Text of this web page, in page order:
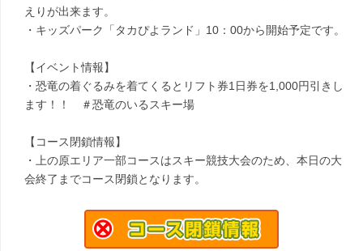
えりが出来ます。
・キッズパーク「タカぴよランド」10：00から開始予定です。
【イベント情報】
・恐竜の着ぐるみを着てくるとリフト券1日券を1,000円引きし
ます！！ ＃恐竜のいるスキー場
【コース閉鎖情報】
・上の原エリア一部コースはスキー競技大会のため、本日の大
会終了までコース閉鎖となります。